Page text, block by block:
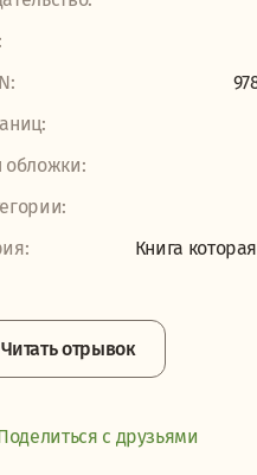
обложки:
Книга
Читать отрывок
с друзьями